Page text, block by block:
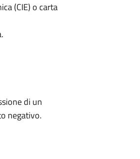
(CIE) o carta
di un
negativo.